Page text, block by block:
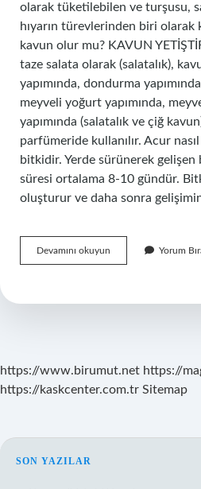
olarak tüketilebilen ve turşusu,
hıyarın türevlerinden biri
kavun olur mu? KAVUN
taze salata olarak (salatalık),
yapımında, dondurma
meyveli yoğurt yapımında,
yapımında (salatalık ve çiğ
parfümeride kullanılır. Acur
bitkidir. Yerde sürünerek
süresi ortalama 8-10 gündür.
oluşturur ve daha sonra
Devamını okuyun
Hangi
Yorum
https://www.birumut.net https://
https://kaskcenter.com.tr Sitemap
SIDEBAR
SON YAZILAR